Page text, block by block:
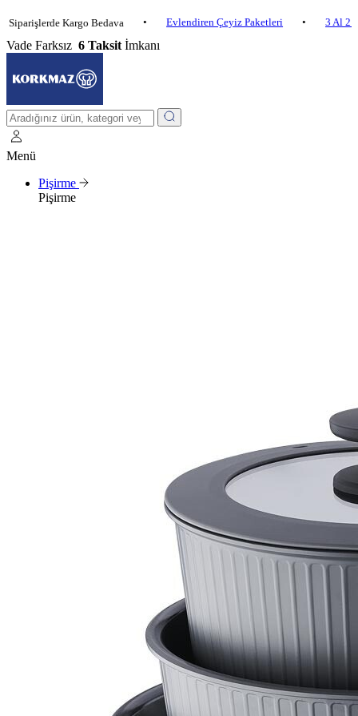
Kargo Bedava • Evlendiren Çeyiz Paketleri • 3 Al 2 Öde
Vade Farksız 6 Taksit İmkanı
Menü
Pişirme
Pişirme